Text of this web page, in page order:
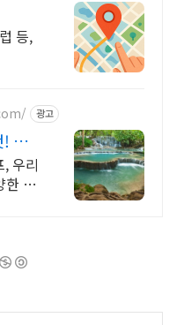
등,
광고
! 하
우리
한 혜